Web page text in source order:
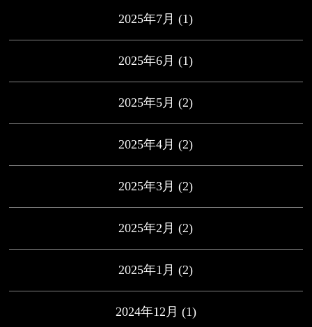
2025年7月 (1)
2025年6月 (1)
2025年5月 (2)
2025年4月 (2)
2025年3月 (2)
2025年2月 (2)
2025年1月 (2)
2024年12月 (1)